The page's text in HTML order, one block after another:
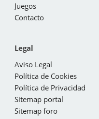
Juegos
Contacto
Legal
Aviso Legal
Política de Cookies
Política de Privacidad
Sitemap portal
Sitemap foro